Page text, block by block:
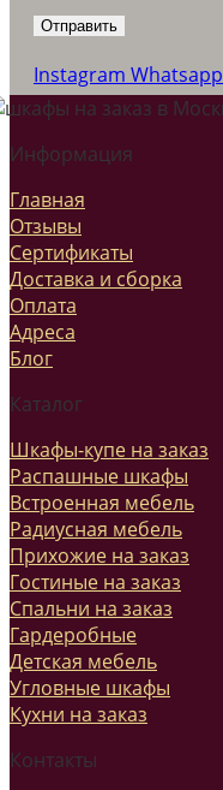
Instagram Whatsapp
Информация
Главная
Отзывы
Сертификаты
Доставка и сборка
Оплата
Адреса
Блог
Каталог
Шкафы-купе на заказ
Распашные шкафы
Встроенная мебель
Радиусная мебель
Прихожие на заказ
Гостиные на заказ
Спальни на заказ
Гардеробные
Детская мебель
Угловные шкафы
Кухни на заказ
Контакты